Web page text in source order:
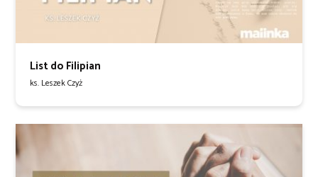
List do Filipian
ks. Leszek Czyż